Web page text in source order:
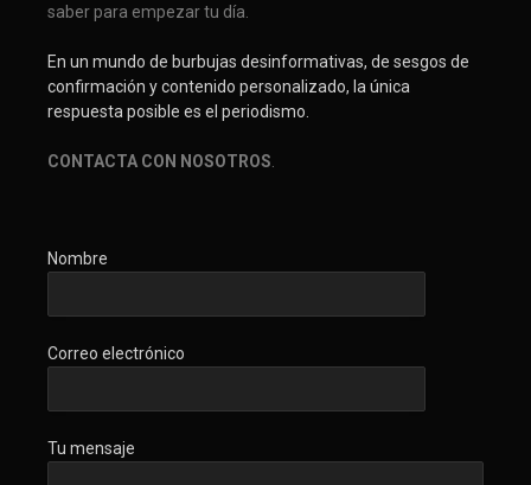
saber para empezar tu día.
En un mundo de burbujas desinformativas, de sesgos de
confirmación y contenido personalizado, la única
respuesta posible es el periodismo.
CONTACTA CON NOSOTROS
Nombre
Correo electrónico
Tu mensaje